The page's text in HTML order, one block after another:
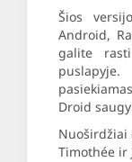
Šios
Android,
galite
Droid
Nuoširdžiai
Timothée ir